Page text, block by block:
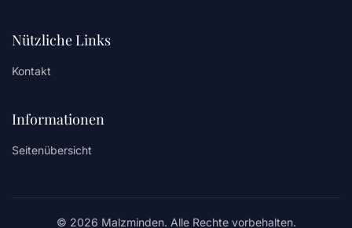
Nützliche Links
Kontakt
Informationen
Seitenübersicht
© 2026 Malzminden. Alle Rechte vorbehalten.